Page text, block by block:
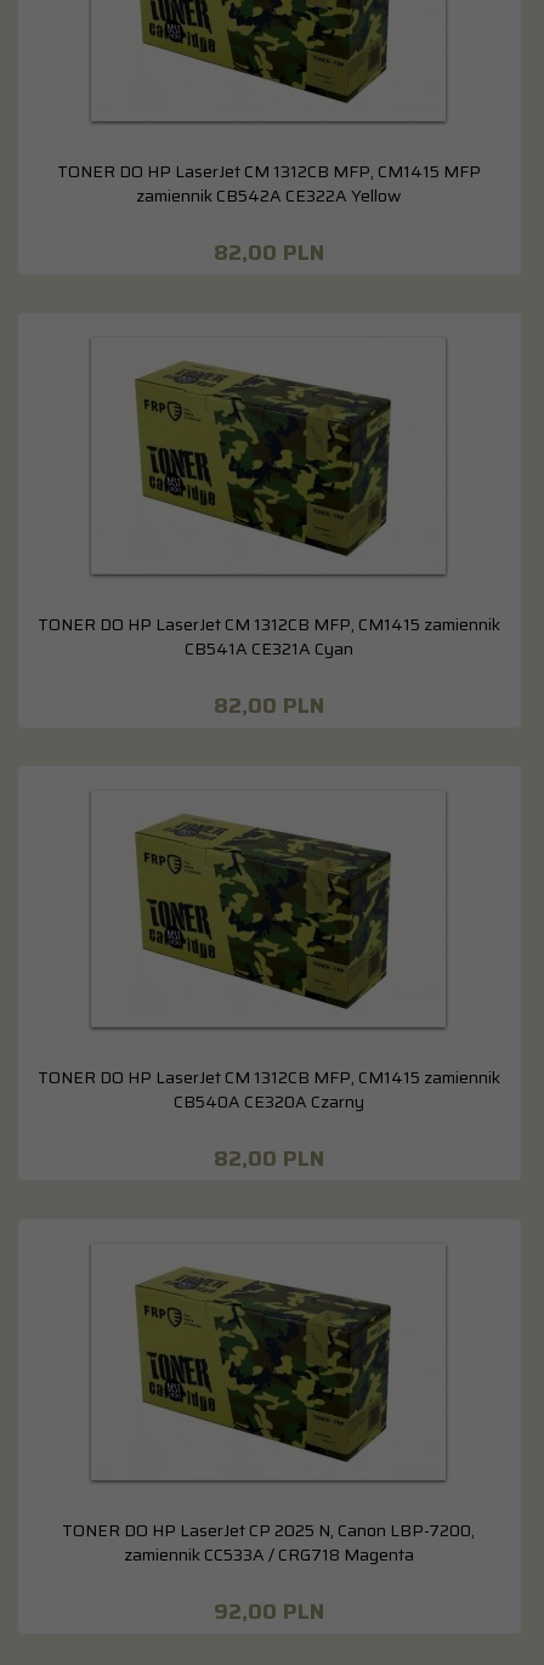
TONER DO HP LaserJet CM 1312CB MFP, CM1415 MFP
zamiennik CB542A CE322A Yellow
82,00 PLN
TONER DO HP LaserJet CM 1312CB MFP, CM1415 zamiennik
CB541A CE321A Cyan
82,00 PLN
TONER DO HP LaserJet CM 1312CB MFP, CM1415 zamiennik
CB540A CE320A Czarny
82,00 PLN
TONER DO HP LaserJet CP 2025 N, Canon LBP-7200,
zamiennik CC533A / CRG718 Magenta
92,00 PLN